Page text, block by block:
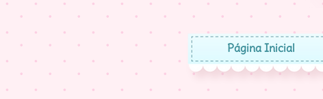
Página Inicial